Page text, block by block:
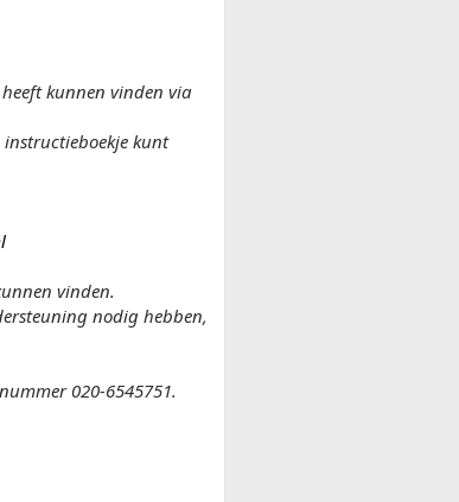
kunnen vinden via
kunt
vinden.
nodig hebben,
020-6545751.